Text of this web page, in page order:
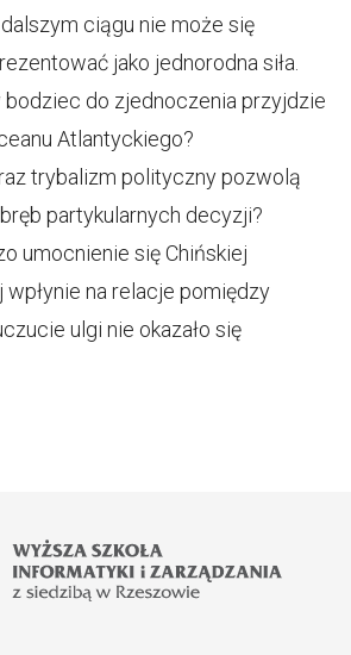
ciągu nie może się
jako jednorodna siła.
bodziec do zjednoczenia przyjdzie
Atlantyckiego?
trybalizm polityczny pozwolą
partykularnych decyzji?
umocnienie się Chińskiej
wpłynie na relacje pomiędzy
ulgi nie okazało się